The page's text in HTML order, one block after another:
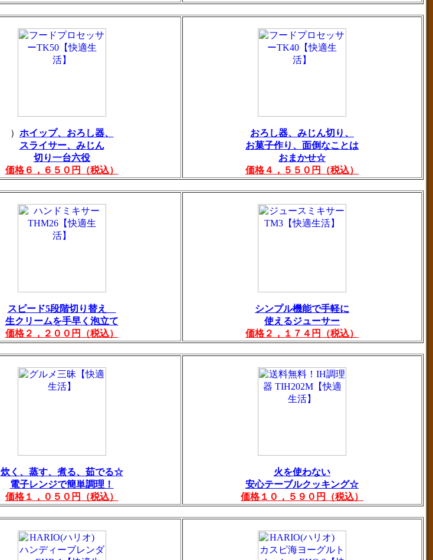
） ホイップ、おろし器、
スライサー、みじん
切り一台六役
価格６，６５０円（税込）
おろし器、みじん切り、
お菓子作り、面倒なことは
おまかせ☆
価格４，５５０円（税込）
スピード5段階切り替え
生クリームを手早く泡立て
価格２，２００円（税込）
シンプル機能で手軽に
使えるジューサー
価格２，１７４円（税込）
炊く、蒸す、煮る、茹でる☆
電子レンジで簡単調理！
価格１，０５０円（税込）
火を使わない
安心テーブルクッキング☆
価格１０，５９０円（税込）